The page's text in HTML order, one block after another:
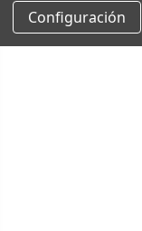
Configuración